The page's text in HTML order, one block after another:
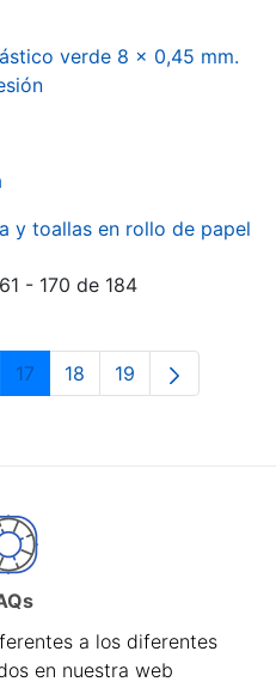
verde 8 x 0,45 mm.
y toallas en rollo de papel
- 170 de 184
Use TAB para
Página
17 Página
18 Página
19
a los diferentes
en nuestra web